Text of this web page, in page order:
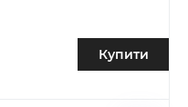
Купити